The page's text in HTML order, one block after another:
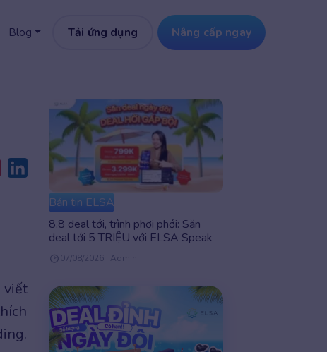
Blog Tải ứng dụng Nâng cấp ngay
viết
Bản tin ELSA
8.8 deal tới, trình phơi phới: Săn
deal tới 5 TRIỆU với ELSA Speak
07/08/2026 | Admin